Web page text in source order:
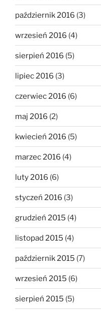
październik 2016 (3)
wrzesień 2016 (4)
sierpień 2016 (5)
lipiec 2016 (3)
czerwiec 2016 (6)
maj 2016 (2)
kwiecień 2016 (5)
marzec 2016 (4)
luty 2016 (6)
styczeń 2016 (3)
grudzień 2015 (4)
listopad 2015 (4)
październik 2015 (7)
wrzesień 2015 (6)
sierpień 2015 (5)